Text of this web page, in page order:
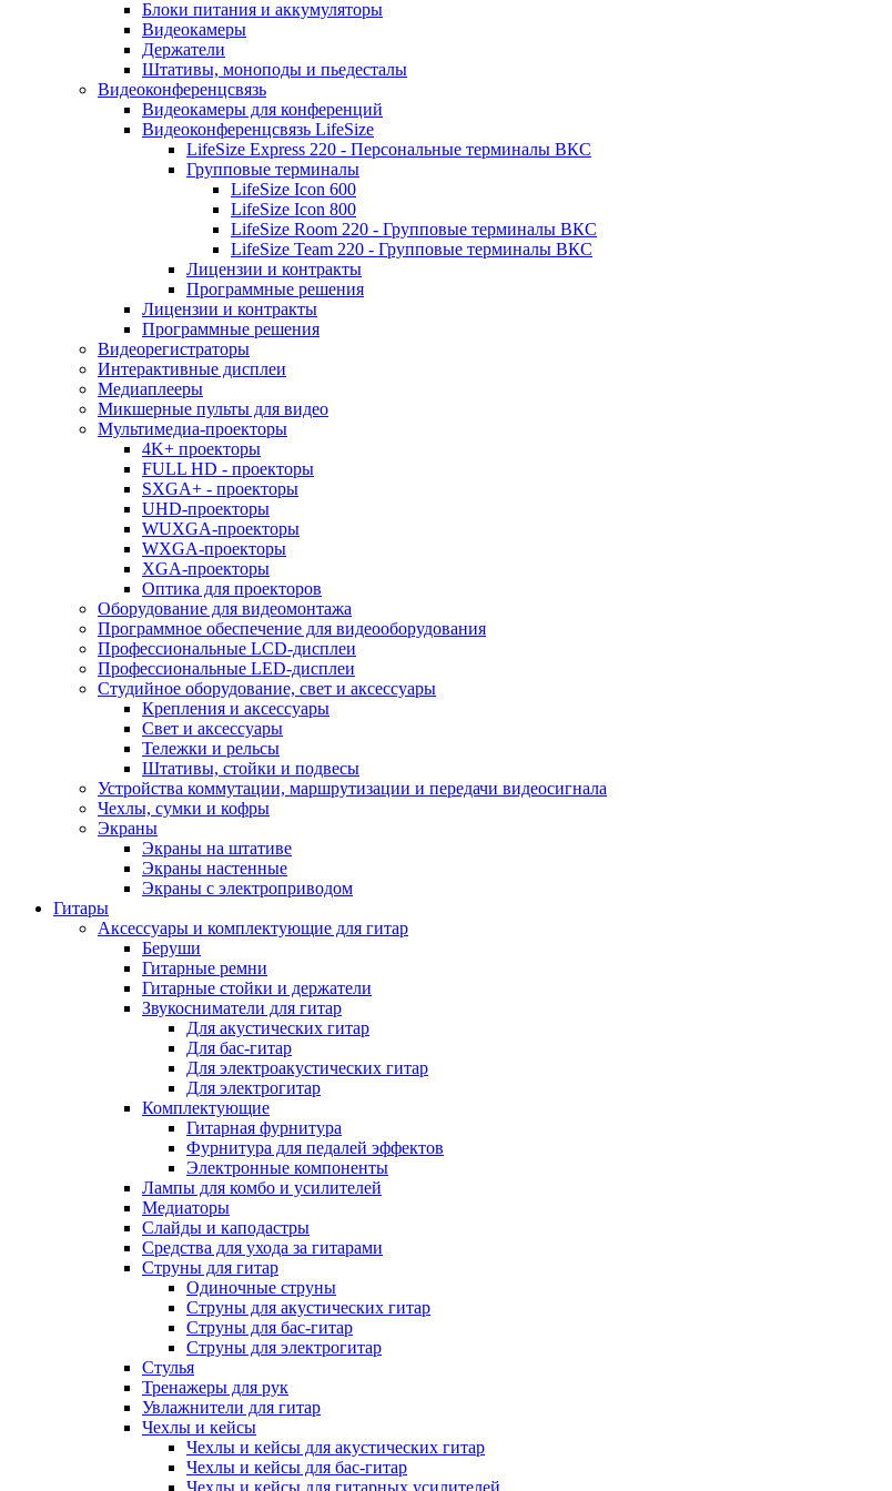
Блоки питания и аккумуляторы
Видеокамеры
Держатели
Штативы, моноподы и пьедесталы
Видеоконференцсвязь
Видеокамеры для конференций
Видеоконференцсвязь LifeSize
LifeSize Express 220 - Персональные терминалы ВКС
Групповые терминалы
LifeSize Icon 600
LifeSize Icon 800
LifeSize Room 220 - Групповые терминалы ВКС
LifeSize Team 220 - Групповые терминалы ВКС
Лицензии и контракты
Программные решения
Лицензии и контракты
Программные решения
Видеорегистраторы
Интерактивные дисплеи
Медиаплееры
Микшерные пульты для видео
Мультимедиа-проекторы
4K+ проекторы
FULL HD - проекторы
SXGA+ - проекторы
UHD-проекторы
WUXGA-проекторы
WXGA-проекторы
XGA-проекторы
Оптика для проекторов
Оборудование для видеомонтажа
Программное обеспечение для видеооборудования
Профессиональные LCD-дисплеи
Профессиональные LED-дисплеи
Студийное оборудование, свет и аксессуары
Крепления и аксессуары
Свет и аксессуары
Тележки и рельсы
Штативы, стойки и подвесы
Устройства коммутации, маршрутизации и передачи видеосигнала
Чехлы, сумки и кофры
Экраны
Экраны на штативе
Экраны настенные
Экраны с электроприводом
Гитары
Аксессуары и комплектующие для гитар
Беруши
Гитарные ремни
Гитарные стойки и держатели
Звукосниматели для гитар
Для акустических гитар
Для бас-гитар
Для электроакустических гитар
Для электрогитар
Комплектующие
Гитарная фурнитура
Фурнитура для педалей эффектов
Электронные компоненты
Лампы для комбо и усилителей
Медиаторы
Слайды и каподастры
Средства для ухода за гитарами
Струны для гитар
Одиночные струны
Струны для акустических гитар
Струны для бас-гитар
Струны для электрогитар
Стулья
Тренажеры для рук
Увлажнители для гитар
Чехлы и кейсы
Чехлы и кейсы для акустических гитар
Чехлы и кейсы для бас-гитар
Чехлы и кейсы для гитарных усилителей